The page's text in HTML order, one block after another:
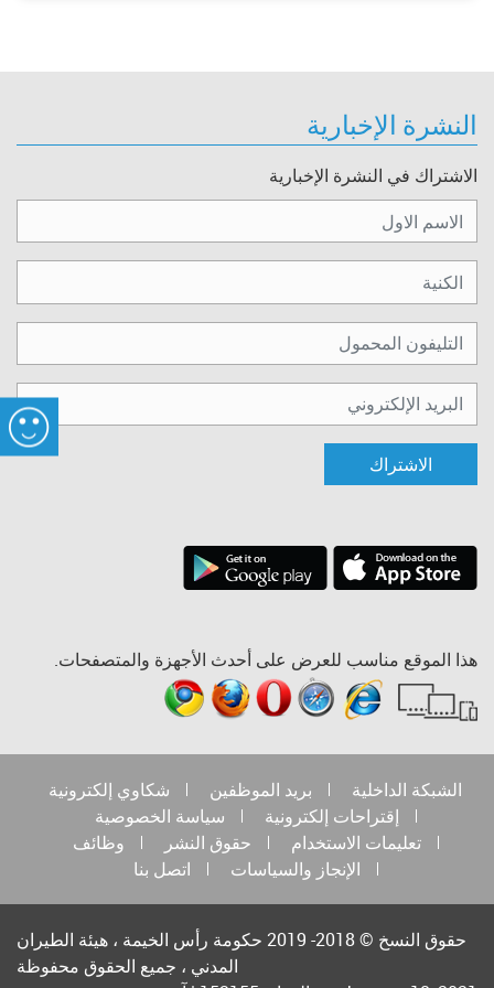
النشرة الإخبارية
الاشتراك في النشرة الإخبارية
الاشتراك
هذا الموقع مناسب للعرض على أحدث الأجهزة والمتصفحات.
الشبكة الداخلية بريد الموظفين
شكاوي إلكترونية
إقتراحات إلكترونية
سياسة الخصوصية
تعليمات الاستخدام
حقوق النشر
وظائف
الإنجاز والسياسات
اتصل بنا
حقوق النسخ © 2018- 2019 حكومة رأس الخيمة ، هيئة الطيران
المدني ، جميع الحقوق محفوظة